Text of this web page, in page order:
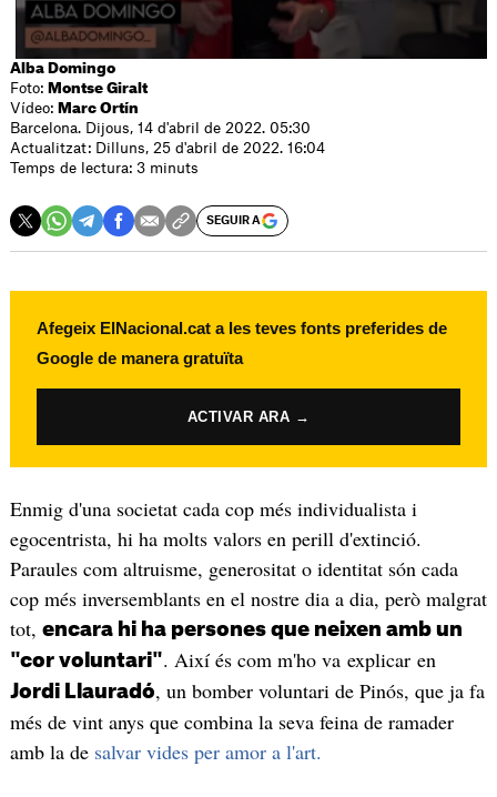
Alba Domingo
Foto: Montse Giralt
Vídeo: Marc Ortín
Barcelona. Dijous, 14 d'abril de 2022. 05:30
Actualitzat: Dilluns, 25 d'abril de 2022. 16:04
Temps de lectura: 3 minuts
SEGUIR A
Afegeix ElNacional.cat a les teves fonts preferides de
Google de manera gratuïta
ACTIVAR ARA →
Enmig d'una societat cada cop més individualista i
egocentrista, hi ha molts valors en perill d'extinció.
Paraules com altruisme, generositat o identitat són cada
cop més inversemblants en el nostre dia a dia, però malgrat
tot, encara hi ha persones que neixen amb un
"cor voluntari". Així és com m'ho va explicar en
Jordi Llauradó, un bomber voluntari de Pinós, que ja fa
més de vint anys que combina la seva feina de ramader
amb la de salvar vides per amor a l'art.